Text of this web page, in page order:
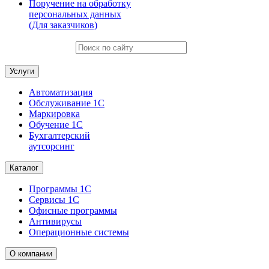
Поручение на обработку
персональных данных
(Для заказчиков)
Услуги
Автоматизация
Обслуживание 1С
Маркировка
Обучение 1С
Бухгалтерский
аутсорсинг
Каталог
Программы 1С
Сервисы 1С
Офисные программы
Антивирусы
Операционные системы
О компании